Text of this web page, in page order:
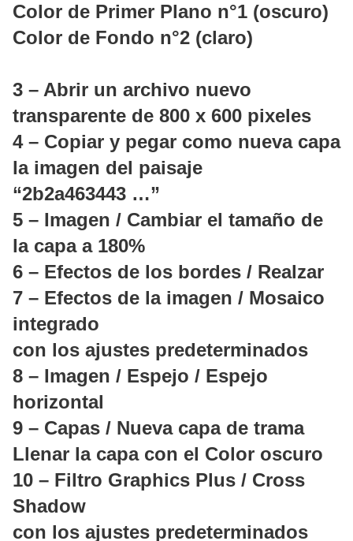
Color de Primer Plano n°1 (oscuro)
Color de Fondo n°2 (claro)
3 – Abrir un archivo nuevo
transparente de 800 x 600 pixeles
4 – Copiar y pegar como nueva capa
la imagen del paisaje
“2b2a463443 …”
5 – Imagen / Cambiar el tamaño de
la capa a 180%
6 – Efectos de los bordes / Realzar
7 – Efectos de la imagen / Mosaico
integrado
con los ajustes predeterminados
8 – Imagen / Espejo / Espejo
horizontal
9 – Capas / Nueva capa de trama
Llenar la capa con el Color oscuro
10 – Filtro Graphics Plus / Cross
Shadow
con los ajustes predeterminados